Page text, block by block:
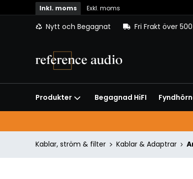
Inkl. moms Exkl. moms
Nytt och Begagnat Fri Frakt över
Produkter Begagnad HiFI
Kablar, ström & filter Kablar & Adaptrar